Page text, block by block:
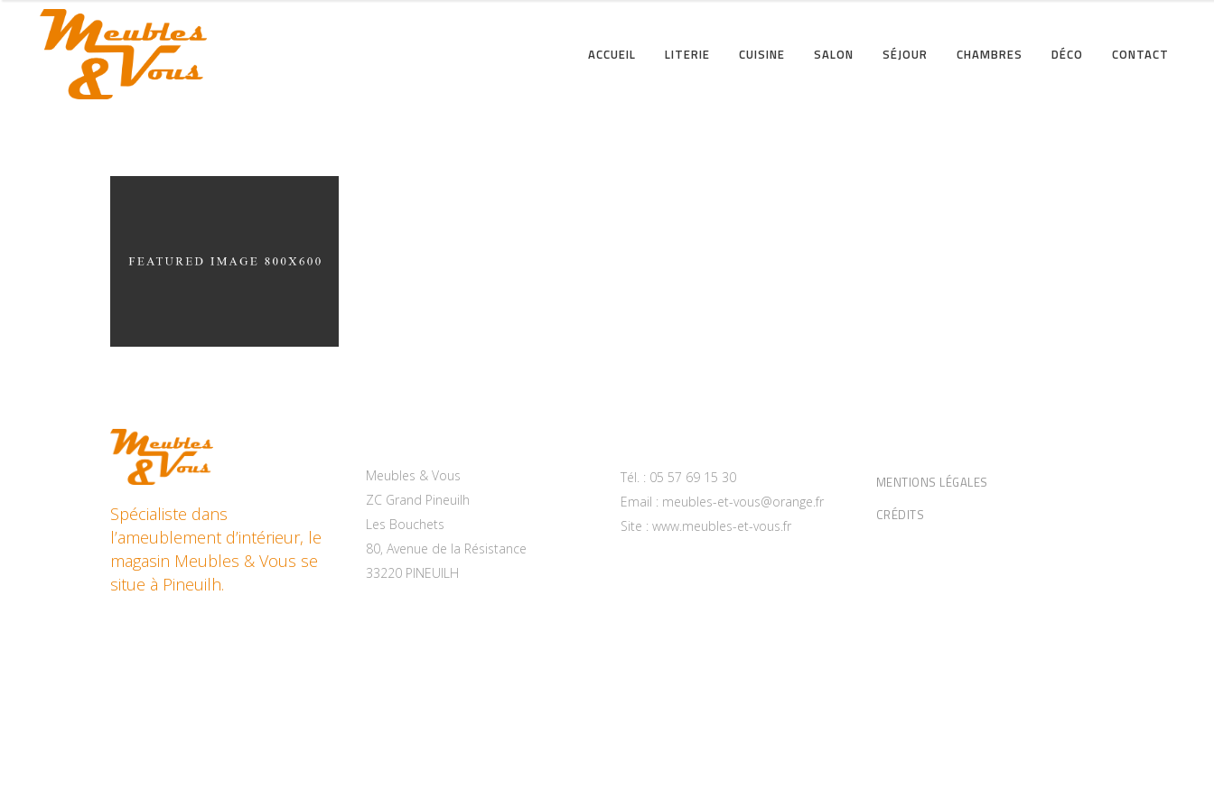
ACCUEIL LITERIE CUISINE SALON SÉJOUR CHAMBRES DÉCO CONTACT
HOUSING
Spécialiste dans
l’ameublement d’intérieur, le
magasin Meubles & Vous se
situe à Pineuilh.
Meubles & Vous
ZC Grand Pineuilh
Les Bouchets
80, Avenue de la Résistance
33220 PINEUILH
Tél. : 05 57 69 15 30
Email : meubles-et-vous@orange.fr
Site : www.meubles-et-vous.fr
MENTIONS LÉGALES
CRÉDITS